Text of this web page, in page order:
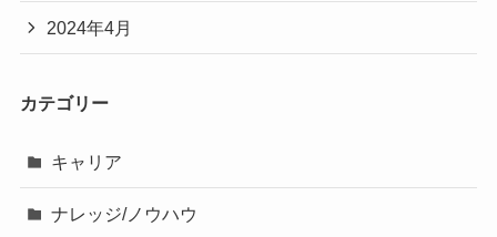
2024年4月
カテゴリー
キャリア
ナレッジ/ノウハウ